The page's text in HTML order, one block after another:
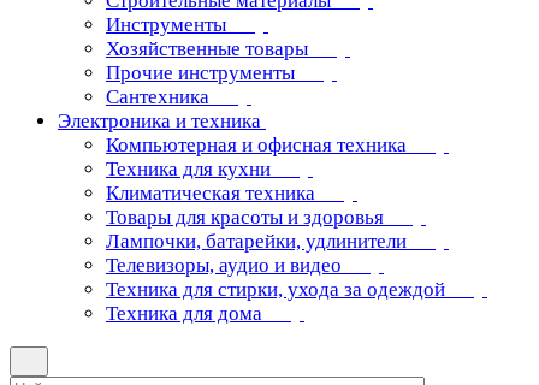
Инструменты
Хозяйственные товары
Прочие инструменты
Сантехника
Электроника и техника
Компьютерная и офисная техника
Техника для кухни
Климатическая техника
Товары для красоты и здоровья
Лампочки, батарейки, удлинители
Телевизоры, аудио и видео
Техника для стирки, ухода за одеждой
Техника для дома